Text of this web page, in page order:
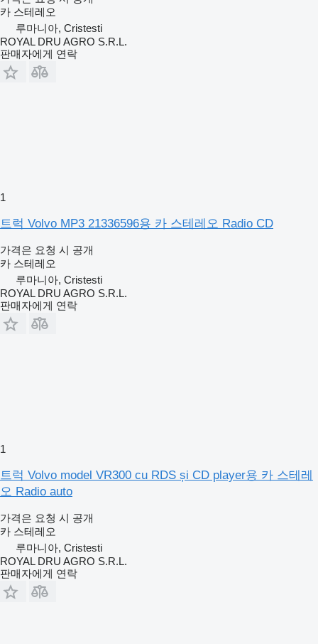
카 스테레오
루마니아, Cristesti
ROYAL DRU AGRO S.R.L.
판매자에게 연락
1
트럭 Volvo MP3 21336596용 카 스테레오 Radio CD
가격은 요청 시 공개
카 스테레오
루마니아, Cristesti
ROYAL DRU AGRO S.R.L.
판매자에게 연락
1
트럭 Volvo model VR300 cu RDS și CD player용 카 스테레
오 Radio auto
가격은 요청 시 공개
카 스테레오
루마니아, Cristesti
ROYAL DRU AGRO S.R.L.
판매자에게 연락